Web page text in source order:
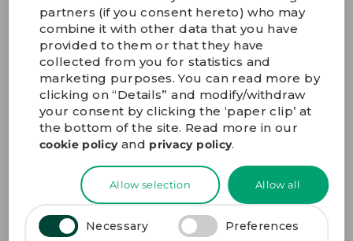
partners (if you consent hereto) who may
combine it with other data that you have
provided to them or that they have
collected from you for statistics and
marketing purposes. You can read more by
clicking on “Details” and modify/withdraw
your consent by clicking the ‘paper clip’ at
the bottom of the site. Read more in our
cookie policyand privacy policy.
Allow selection Allow all
Necessary Preferences
GPV Group A/S
Innovations Allé 7
DK-7100 Vejle Denmark
+45 72 19 19 19
gpv@gpv-group.com
ANFAHRTSBESCHREIBUNG